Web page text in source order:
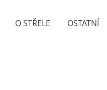
O STŘELE OSTATNÍ